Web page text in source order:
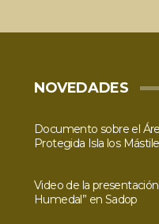
NOVEDADES
Documento sobre el
Protegida Isla los
Video de la presentación
Humedal” en Sadop